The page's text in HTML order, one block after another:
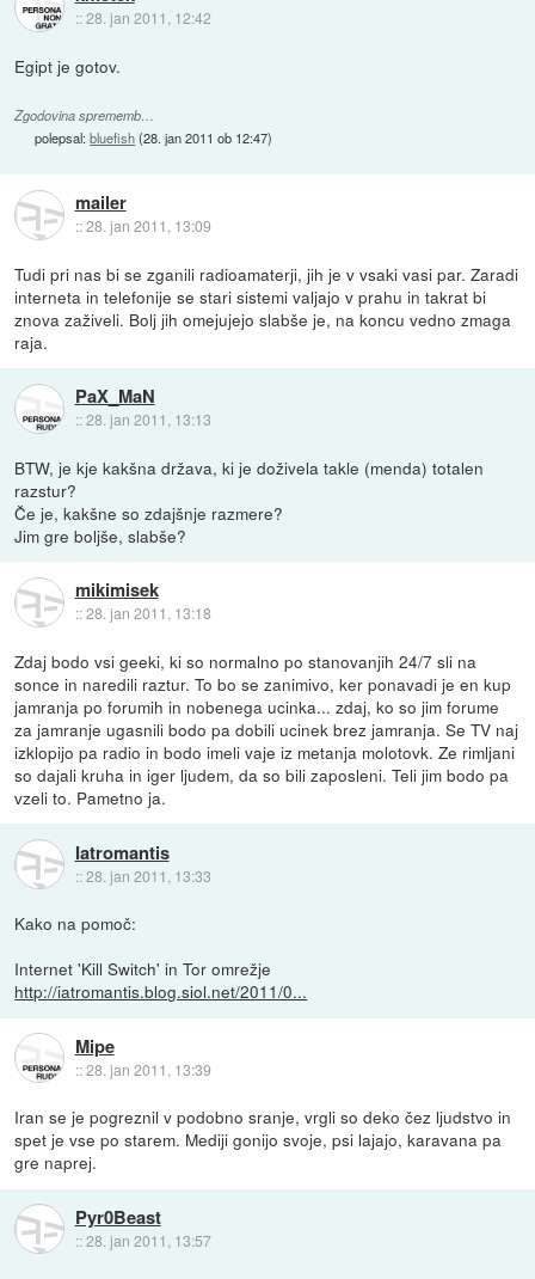
::28. jan 2011, 12:42
Egipt je gotov.
Zgodovina sprememb…
polepsal:bluefish(28. jan 2011 ob 12:47)
mailer
::28. jan 2011, 13:09
Tudi pri nas bi se zganili radioamaterji, jih je v vsaki vasi par. Zaradi
interneta in telefonije se stari sistemi valjajo v prahu in takrat bi
znova zaživeli. Bolj jih omejujejo slabše je, na koncu vedno zmaga
raja.
PaX_MaN
::28. jan 2011, 13:13
BTW, je kje kakšna država, ki je doživela takle (menda) totalen
razstur?
Če je, kakšne so zdajšnje razmere?
Jim gre boljše, slabše?
mikimisek
::28. jan 2011, 13:18
Zdaj bodo vsi geeki, ki so normalno po stanovanjih 24/7 sli na
sonce in naredili raztur. To bo se zanimivo, ker ponavadi je en kup
jamranja po forumih in nobenega ucinka... zdaj, ko so jim forume
za jamranje ugasnili bodo pa dobili ucinek brez jamranja. Se TV naj
izklopijo pa radio in bodo imeli vaje iz metanja molotovk. Ze rimljani
so dajali kruha in iger ljudem, da so bili zaposleni. Teli jim bodo pa
vzeli to. Pametno ja.
Iatromantis
::28. jan 2011, 13:33
Kako na pomoč:
Internet 'Kill Switch' in Tor omrežje
http://iatromantis.blog.siol.net/2011/0...
Mipe
::28. jan 2011, 13:39
Iran se je pogreznil v podobno sranje, vrgli so deko čez ljudstvo in
spet je vse po starem. Mediji gonijo svoje, psi lajajo, karavana pa
gre naprej.
Pyr0Beast
::28. jan 2011, 13:57